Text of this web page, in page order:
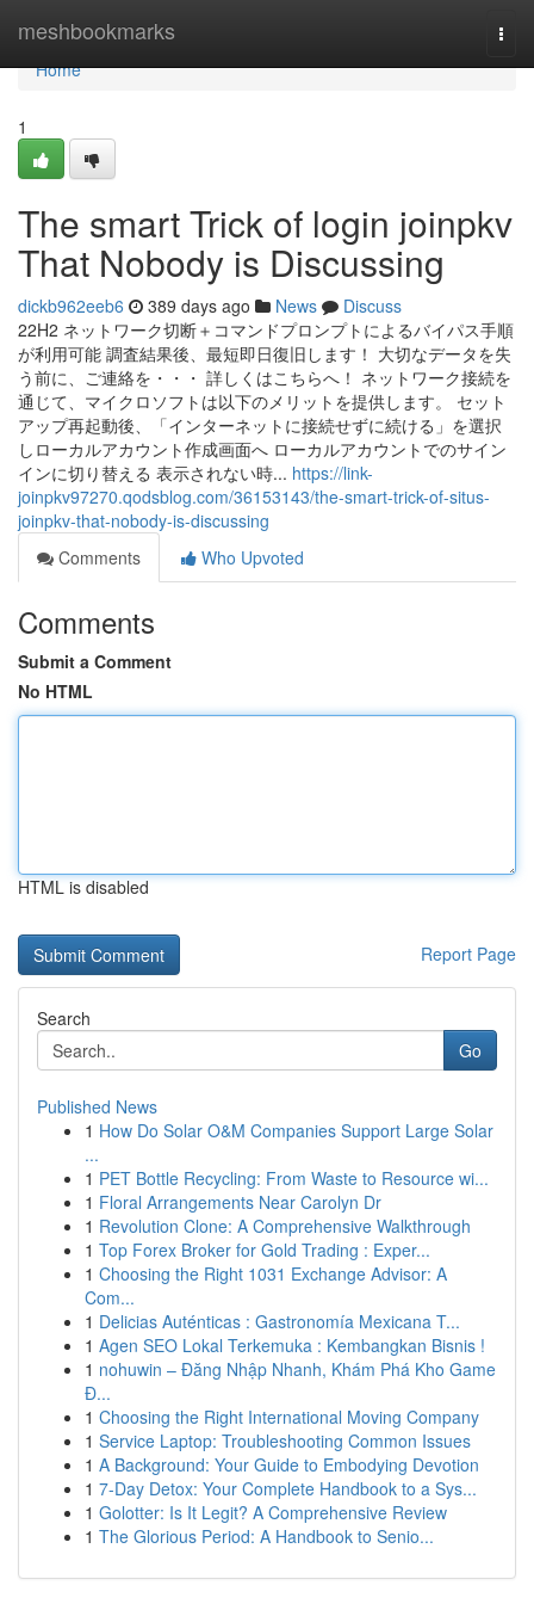
meshbookmarks
Home
Home
1
The smart Trick of login joinpkv
That Nobody is Discussing
dickb962eeb6 389 days ago News
Discuss
22H2 ネットワーク切断＋コマンドプロンプトによるバイパス手順
が利用可能 調査結果後、最短即日復旧します！ 大切なデータを失
う前に、ご連絡を・・・ 詳しくはこちらへ！ ネットワーク接続を
通じて、マイクロソフトは以下のメリットを提供します。 セット
アップ再起動後、「インターネットに接続せずに続ける」を選択
しローカルアカウント作成画面へ ローカルアカウントでのサイン
インに切り替える 表示されない時... https://link-
joinpkv97270.qodsblog.com/36153143/the-smart-trick-of-situs-
joinpkv-that-nobody-is-discussing
Comments
Who Upvoted
Comments
Submit a Comment
No HTML
HTML is disabled
Report Page
Search
Go
Published News
1 How Do Solar O&M Companies Support Large Solar
...
1 PET Bottle Recycling: From Waste to Resource wi...
1 Floral Arrangements Near Carolyn Dr
1 Revolution Clone: A Comprehensive Walkthrough
1 Top Forex Broker for Gold Trading : Exper...
1 Choosing the Right 1031 Exchange Advisor: A
Com...
1 Delicias Auténticas : Gastronomía Mexicana T...
1 Agen SEO Lokal Terkemuka : Kembangkan Bisnis !
1 nohuwin – Đăng Nhập Nhanh, Khám Phá Kho Game
Đ...
1 Choosing the Right International Moving Company
1 Service Laptop: Troubleshooting Common Issues
1 A Background: Your Guide to Embodying Devotion
1 7-Day Detox: Your Complete Handbook to a Sys...
1 Golotter: Is It Legit? A Comprehensive Review
1 The Glorious Period: A Handbook to Senio...